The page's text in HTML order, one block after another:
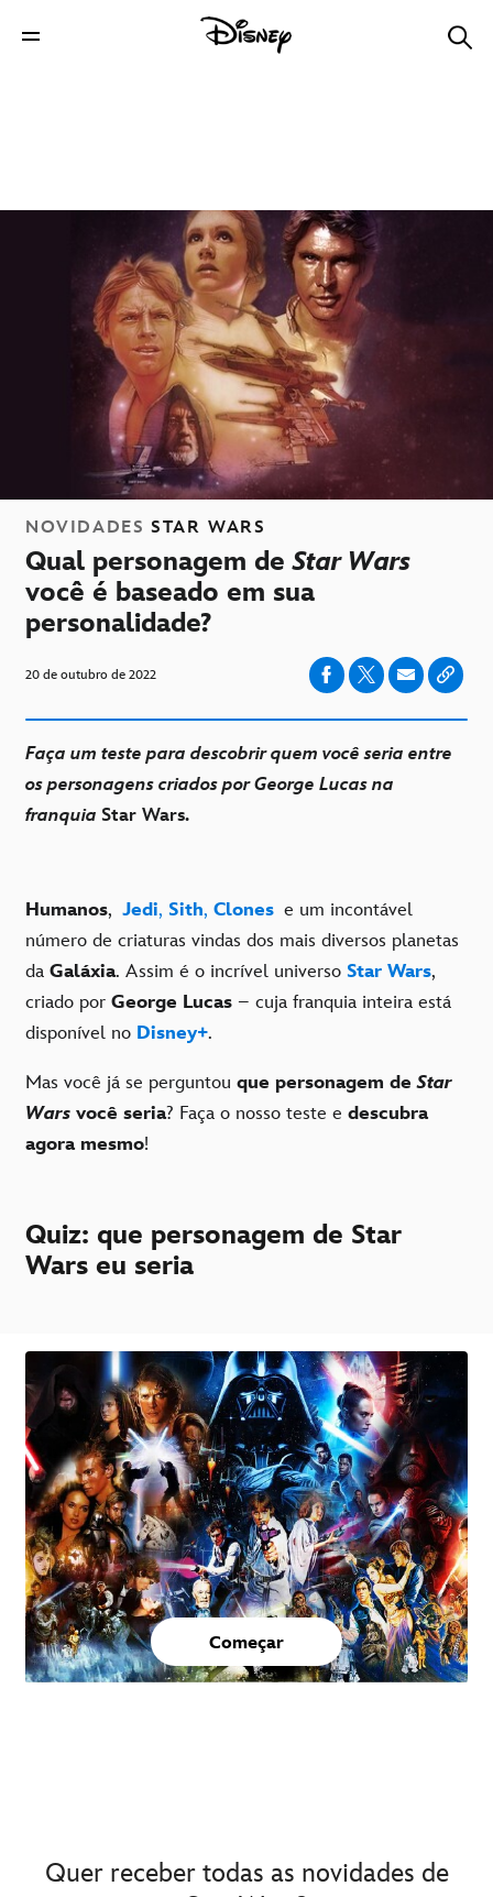
NOVIDADES STAR WARS
Qual personagem deStar Wars
você é baseado em sua
personalidade?
20 de outubro de 2022
Faça um teste para descobrir quem você seria entre
os personagens criados por George Lucas na
franquia Star Wars.
Humanos, Jedi, Sith, Clones e um incontável
número de criaturas vindas dos mais diversos planetas
da Galáxia. Assim é o incrível universo Star Wars,
criado por George Lucas – cuja franquia inteira está
disponível no Disney+.
Mas você já se perguntou que personagem deStar
Wars você seria? Faça o nosso teste e descubra
agora mesmo!
Quiz: que personagem de Star
Wars eu seria
Começar
Quer receber todas as novidades de